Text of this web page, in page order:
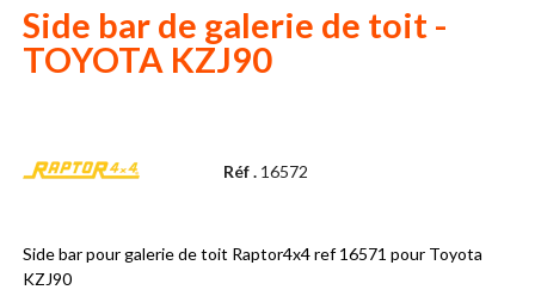
Side bar de galerie de toit -
TOYOTA KZJ90
Réf . 16572
Side bar pour galerie de toit Raptor4x4 ref 16571 pour Toyota
KZJ90